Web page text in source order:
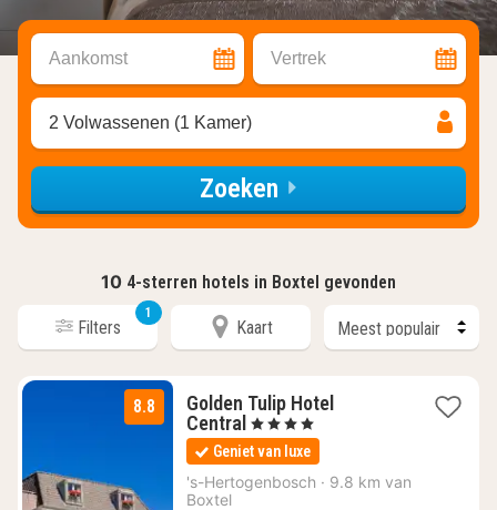
Aankomst Vertrek
2 Volwassenen (1 Kamer)
Zoeken
10 4-sterren hotels in Boxtel gevonden
Filters
1
Kaart
8.8
Golden Tulip Hotel
Central 1
nacht
vanaf
€
, 4 Sterren
Geniet van luxe
's-Hertogenbosch · 9.8 km van
Boxtel